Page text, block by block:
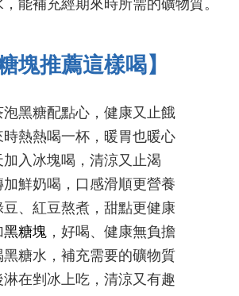
能補充經期來時所需的礦物質。
塊推薦這樣喝】
泡黑糖配點心，健康又止餓
時熱熱喝一杯，暖胃也暖心
加入冰塊喝，清涼又止渴
鮮奶喝，口感滑順更營養
豆、紅豆熬煮，甜點更健康
黑糖塊 ，好喝、健康無負擔
黑糖水，補充需要的礦物質
淋在剉冰上吃，清涼又有趣